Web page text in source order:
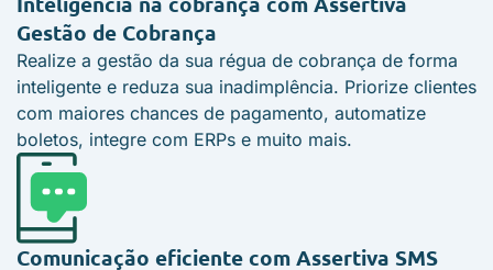
Gestão de Cobrança
Realize a gestão da sua régua de cobrança de forma
inteligente e reduza sua inadimplência. Priorize clientes
com maiores chances de pagamento, automatize
boletos, integre com ERPs e muito mais.
Comunicação eficiente com Assertiva SMS